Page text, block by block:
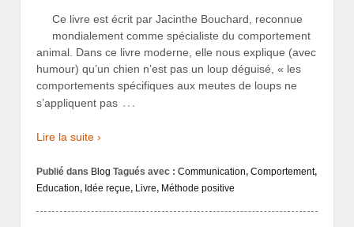
Ce livre est écrit par Jacinthe Bouchard, reconnue
mondialement comme spécialiste du comportement
animal. Dans ce livre moderne, elle nous explique (avec
humour) qu’un chien n’est pas un loup déguisé, « les
comportements spécifiques aux meutes de loups ne
s’appliquent pas …
Lire la suite ›
Publié dans Blog Tagués avec : Communication, Comportement,
Education, Idée reçue, Livre, Méthode positive